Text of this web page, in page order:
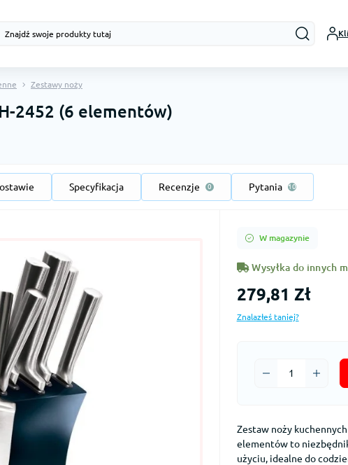
Zestawy noży
2452 (6 elementów)
Specyfikacja Recenzje 0 Pytania 10
W magazynie
Wysyłka do innych
279,81 Zł
Znalazłeś taniej?
Zestaw noży
elementów to
użyciu, idealne do